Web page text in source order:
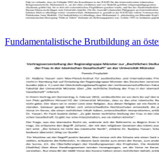
Fundamentalistische Brutbildung an